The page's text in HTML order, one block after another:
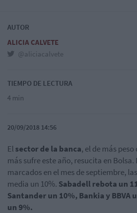
AUTOR
ALICIA CALVETE
@aliciacalvete
TIEMPO DE LECTURA
4 min
20/09/2018 14:56
Elsector de la banca, el de más peso
más sufre este año, resucita en
marcados en el mes de septiembre,
media un 10%. Sabadell rebota un
Santander un 10%, Bankia y BBVA
un 9%.